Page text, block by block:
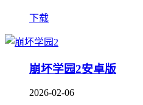
下载
崩坏学园2安卓版
2026-02-06